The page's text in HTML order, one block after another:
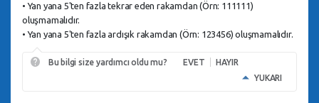
• Yan yana 5'ten fazla tekrar eden rakamdan (Örn: 111111)
oluşmamalıdır.
• Yan yana 5'ten fazla ardışık rakamdan (Örn: 123456) oluşmamalıdır.
Bu bilgi size yardımcı oldu mu? EVET
HAYIR
YUKARI